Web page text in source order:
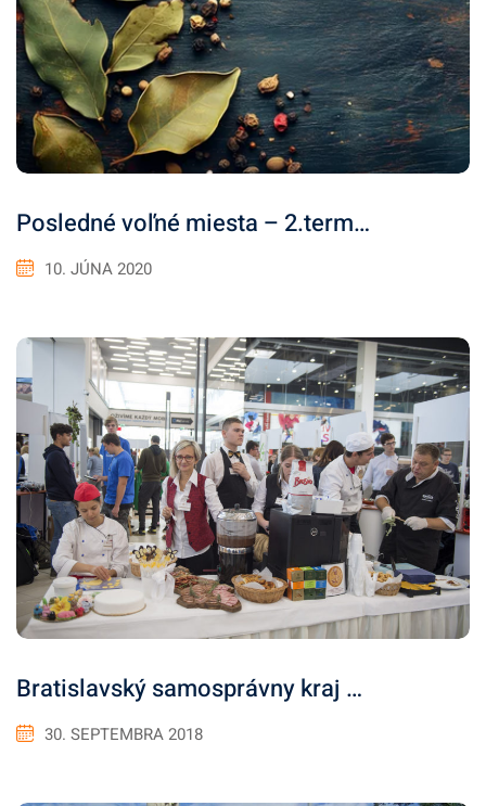
Posledné voľné miesta – 2.term…
10. JÚNA 2020
Bratislavský samosprávny kraj …
30. SEPTEMBRA 2018